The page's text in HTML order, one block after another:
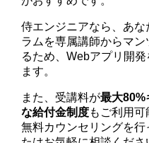
侍エンジニアなら、あな
ラムを専属講師からマ
るため、Webアプリ開
ます。
また、受講料が最大80%
な給付金制度もご利用
無料カウンセリングを